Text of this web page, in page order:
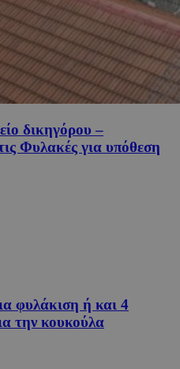
δικηγόρου –
Φυλακές για υπόθεση
φυλάκιση ή και 4
την κουκούλα